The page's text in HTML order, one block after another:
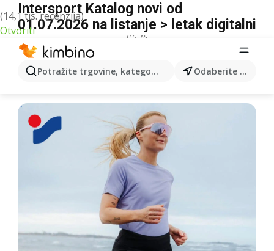
(14,1 tis. recenzija)
Otvoriti
Potražite trgovine, kategorije, proizvode... Odaberite grad
Intersport Katalog novi od
01.07.2026 na listanje > letak digitalni
OGLAS